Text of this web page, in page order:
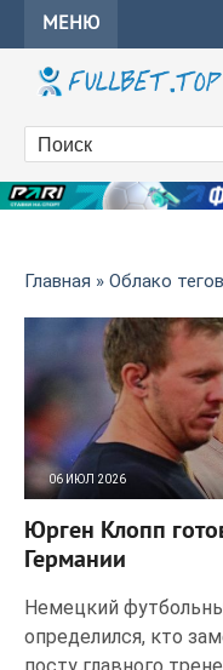
МЕНЮ
Главная » Облако тегов
06 ИЮЛ 2026
Юрген Клопп
Германии
Немецкий
определился, кто